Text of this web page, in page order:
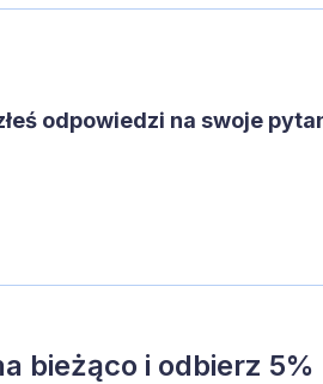
odpowiedzi na swoje
bieżąco i odbierz